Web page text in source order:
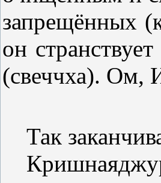
запрещённых
он
(свеччха). Ом,
Так